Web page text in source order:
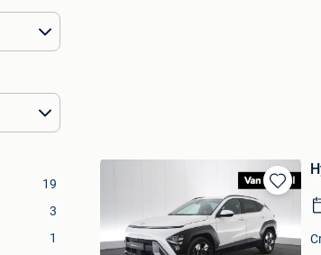
19
3
1
Bewaren
in
Mijn
Favorieten